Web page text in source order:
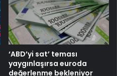
‘ABD’yi sat’ teması
yaygınlaşırsa euroda
değerlenme bekleniyor